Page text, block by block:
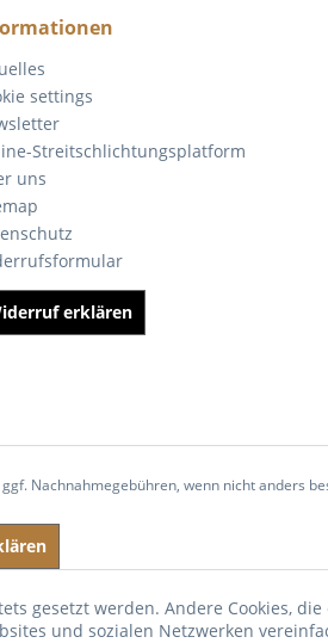
settings
Streitschlichtungsplatform
uns
erklären
Nachnahmegebühren, wenn nicht anders
gesetzt werden. Andere Cookies,
und sozialen Netzwerken